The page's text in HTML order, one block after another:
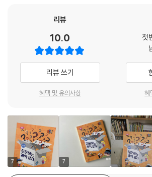
전기도 마찬가지야. 전기는 항상 +에서 나와서 -
크에 있는 유수풀처럼 항상 처음 출발한 곳으로 돌
안에서 전기가 흐르는 부분을 전기 ‘회로’라고 하지.
--- p.78
터 등은 전자제품이라고 할 때가 많아. 대체로 안
가 많이 흘러서 전기를 많이 쓰는 물건은 전기용
에 전류도 조금 흘러서 전기를 조금 쓰는 경우는
이야.
--- p.95
설, 교통망, 병원에서도 전기는 빠질 수 없다. 한마
이 책은 전기의 탄생부터 인류의 미래를 책임질 기
한 세계를 체계적으로 설명한다. “전등은 어떻게
적인 질문에서 시작해, 에어컨이 실내 온도를 낮추
지를 강력한 회전운동으로 바꾸는 모터의 비밀까
쉽고 친절하게 풀어낸다. 각 장 마지막에 있는 ‘콕
핵심 내용을 한눈에 정리해 주는 것도 이 책의 장
리뷰
10.0
리뷰 쓰기
혜택 및 유의사항
첫
혜
7 7